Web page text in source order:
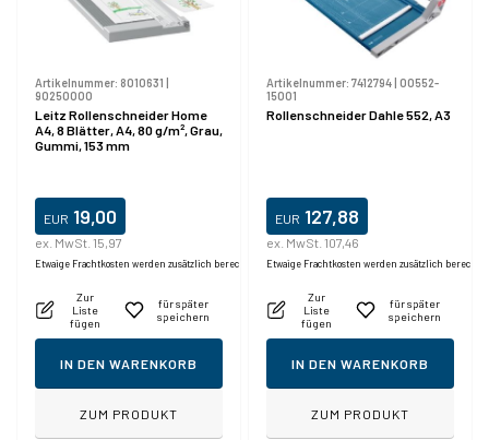
Artikelnummer: 8010631
90250000
Leitz Rollenschneider Home
A4, 8 Blätter, A4, 80 g/m², Grau,
Gummi, 153 mm
EUR 19,00
ex. MwSt. 15,97
Etwaige Frachtkosten werden zusätzlich berechnet.
Zur
Liste
fügen
für später
speichern
IN DEN WARENKORB
ZUM PRODUKT
Artikelnummer: 7412794 00552-
15001
Rollenschneider Dahle 552, A3
EUR 127,88
ex. MwSt. 107,46
Etwaige Frachtkosten werden zusätzlich
Zur
Liste
fügen
für später
speichern
IN DEN WARENKORB
ZUM PRODUKT